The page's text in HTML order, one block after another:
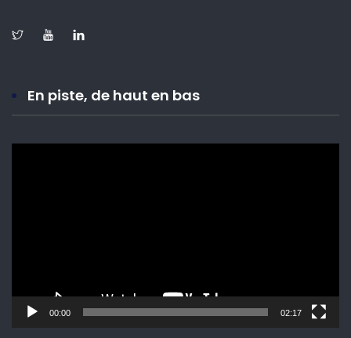
En piste, de haut en bas
00:00 02:17